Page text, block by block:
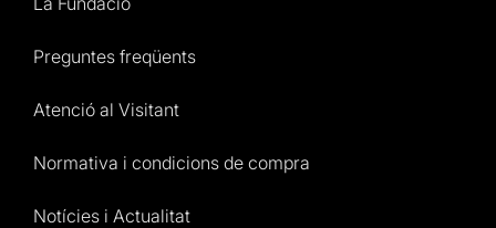
Preguntes freqüents
Atenció al Visitant
Normativa i condicions de compra
Notícies i Actualitat